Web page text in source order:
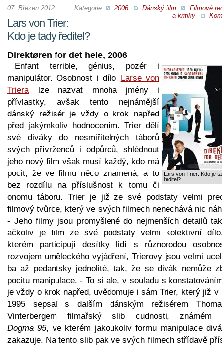
Kategorie 2006 Dánský film
Filmové
a kritiky
07. Březen 2012
Lars von Trier:
Kdo je tady ředitel?
Direktøren for det hele, 2006
Lars von Trier: Kdo je
ředitel?
Enfant terrible, génius, pozér i
manipulátor. Osobnost i dílo Larse von
Triera lze nazvat mnoha jmény i
přívlastky, avšak tento nejnámější
dánský režisér je vždy o krok napřed
před jakýmkoliv hodnocením. Trier dělí
své diváky do nesmiřitelných táborů
svých přívrženců i odpůrců, shlédnout
jeho nový film však musí každý, kdo má
pocit, že ve filmu něco znamená, a to
bez rozdílu na příslušnost k tomu či
onomu táboru. Trier je již ze své podstaty velmi
filmový tvůrce, který ve svých filmech nenechává nic
- Jeho filmy jsou promyšlené do nejmenších detailů
ačkoliv je film ze své podstaty velmi kolektivní
kterém participují desítky lidí s různorodou
rozvojem uměleckého vyjádření, Trierovy jsou velmi
ba až pedantsky jednolité, tak, že se divák nemůže
pocitu manipulace. - To si ale, v souladu s
je vždy o krok napřed, uvědomuje i sám Trier, který již v
1995 sepsal s dalším dánským režisérem
Vinterbergem filmařský slib cudnosti, známém
Dogma 95, ve kterém jakoukoliv formu manipulace
zakazuje. Na tento slib pak ve svých filmech střídavě